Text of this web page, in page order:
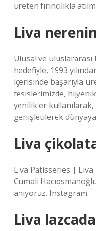
üreten fırıncılıkla
Liva
Ulusal ve
hedefiyle, 1993
içerisinde başarıyla
tesislerimizde,
yenilikler
genişletilerek
Liva
Liva Patisseries | Liva
Cumali
anıyoruz. Instagram.
Liva